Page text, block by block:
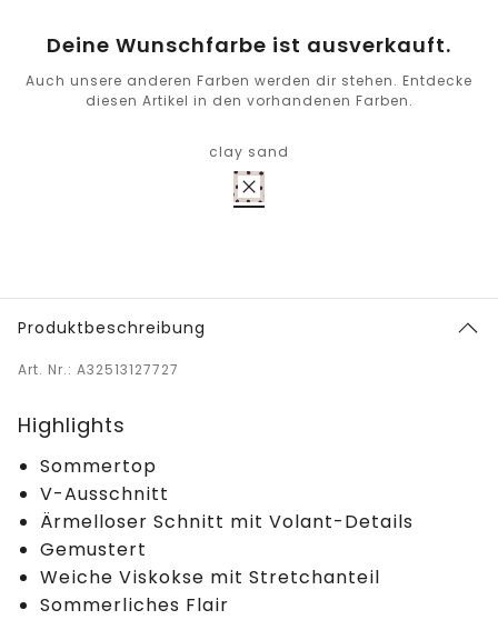
Deine Wunschfarbe ist ausverkauft.
Auch unsere anderen Farben werden dir stehen. Entdecke
diesen Artikel in den vorhandenen Farben.
clay sand
Produktbeschreibung
Art. Nr.: A32513127727
Highlights
Sommertop
V-Ausschnitt
Ärmelloser Schnitt mit Volant-Details
Gemustert
Weiche Viskokse mit Stretchanteil
Sommerliches Flair